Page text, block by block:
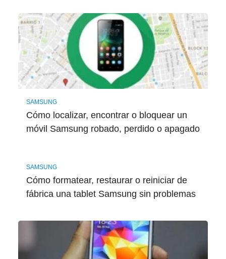
SAMSUNG
Cómo localizar, encontrar o bloquear un
móvil Samsung robado, perdido o apagado
SAMSUNG
Cómo formatear, restaurar o reiniciar de
fábrica una tablet Samsung sin problemas